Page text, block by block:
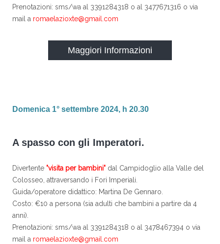
Prenotazioni: sms/wa al 3391284318 o al 3477671316 o via
mail a romaelazioxte@gmail.com
Maggiori Informazioni
Domenica 1° settembre 2024, h 20.30
A spasso con gli Imperatori.
Divertente "visita per bambini" dal Campidoglio alla Valle del
Colosseo, attraversando i Fori Imperiali.
Guida/operatore didattico: Martina De Gennaro.
Costo: €10 a persona (sia adulti che bambini a partire da 4
anni).
Prenotazioni: sms/wa al 3391284318 o al 3478467394 o via
mail a romaelazioxte@gmail.com